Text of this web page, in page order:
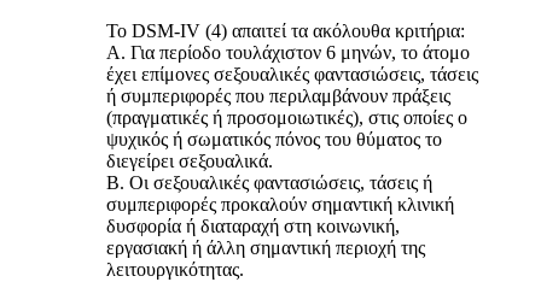
Το DSM-IV (4) απαιτεί τα ακόλουθα κριτήρια:
Α. Για περίοδο τουλάχιστον 6 μηνών, το άτομο
έχει επίμονες σεξουαλικές φαντασιώσεις, τάσεις
ή συμπεριφορές που περιλαμβάνουν πράξεις
(πραγματικές ή προσομοιωτικές), στις οποίες ο
ψυχικός ή σωματικός πόνος του θύματος το
διεγείρει σεξουαλικά.
Β. Οι σεξουαλικές φαντασιώσεις, τάσεις ή
συμπεριφορές προκαλούν σημαντική κλινική
δυσφορία ή διαταραχή στη κοινωνική,
εργασιακή ή άλλη σημαντική περιοχή της
λειτουργικότητας.